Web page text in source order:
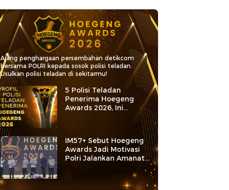
Ajang penghargaan persembahan detikcom
bersama POLRI kepada sosok polisi teladan.
Usulkan polisi teladan di sekitarmu!
5 Polisi Teladan
Penerima Hoegeng
Awards 2026, Ini
Kategori dan Kiprahnya
IM57+ Sebut Hoegeng
Awards Jadi Motivasi
Polri Jalankan Amanat